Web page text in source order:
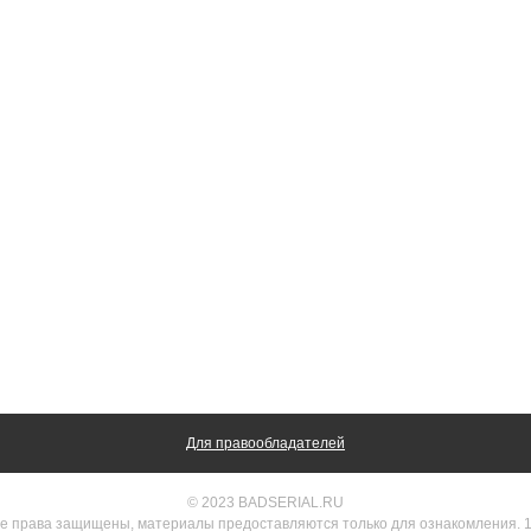
Для правообладателей
© 2023 BADSERIAL.RU
права защищены, материалы предоставляются только для ознакомления.